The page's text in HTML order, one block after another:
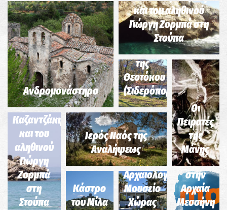
Ανδρομονάστηρο
και του αληθινού
Γιώργη Ζορμπά στη
Στούπα
Μοναστήρι
Κοιμήσεως
της
Θεοτόκου
(Σιδερόπορτα)
Οι
Πειρατές
της
Μάνης
Σημείο 6-
Διαδρομή
του Ν.
Καζαντζάκη
και του
αληθινού
Γιώργη
Ζορμπά
στη
Στούπα
Ιερός Ναός της
Αναλήψεως
Κάστρο
του Μίλα
Αρχαιολογικό
Μουσείο
Χώρας
Η Αγορά
στην
Αρχαία
Μεσσήνη